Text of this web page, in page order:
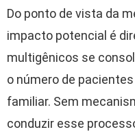
Do ponto de vista da
impacto potencial é
multigênicos se
o número de
familiar. Sem
conduzir esse